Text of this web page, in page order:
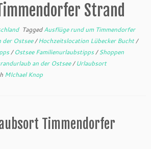
Strand
TaggedAusflüge rund um Timmendorfer
der Ostsee/Hochzeitslocation Lübecker Bucht/
/Ostsee Familienurlaubstipps/Shoppen
an der Ostsee/Urlaubsort
MIchael Knop
Timmendorfer